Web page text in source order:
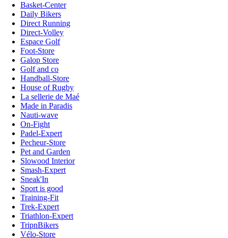
Basket-Center
Daily Bikers
Direct Running
Direct-Volley
Espace Golf
Foot-Store
Galop Store
Golf and co
Handball-Store
House of Rugby
La sellerie de Maé
Made in Paradis
Nauti-wave
On-Fight
Padel-Expert
Pecheur-Store
Pet and Garden
Slowood Interior
Smash-Expert
Sneak'In
Sport is good
Training-Fit
Trek-Expert
Triathlon-Expert
TripnBikers
Vélo-Store